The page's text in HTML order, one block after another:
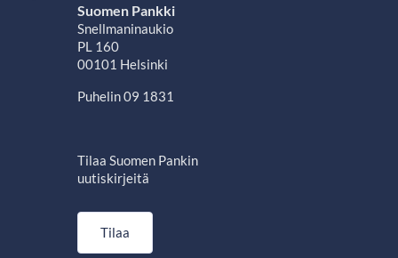
Suomen Pankki
Snellmaninaukio
PL 160
00101 Helsinki
Puhelin 09 1831
Tilaa Suomen Pankin
uutiskirjeitä
Tilaa